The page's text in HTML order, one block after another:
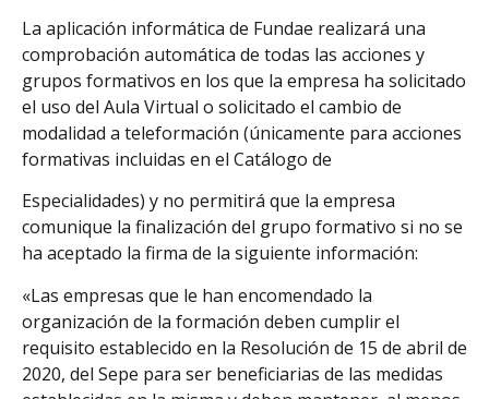
La aplicación informática de Fundae realizará una
comprobación automática de todas las acciones y
grupos formativos en los que la empresa ha solicitado
el uso del Aula Virtual o solicitado el cambio de
modalidad a teleformación (únicamente para acciones
formativas incluidas en el Catálogo de
Especialidades) y no permitirá que la empresa
comunique la finalización del grupo formativo si no se
ha aceptado la firma de la siguiente información:
«Las empresas que le han encomendado la
organización de la formación deben cumplir el
requisito establecido en la Resolución de 15 de abril de
2020, del Sepe para ser beneficiarias de las medidas